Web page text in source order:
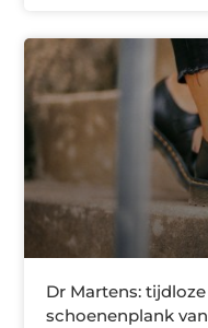
Dr Martens:
schoenenplank